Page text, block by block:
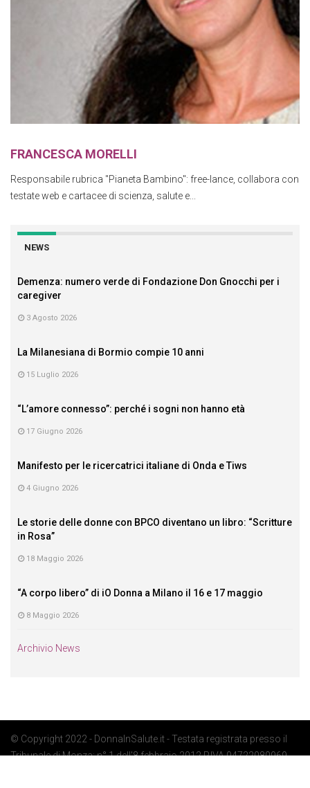
FRANCESCA MORELLI
Responsabile rubrica "Pianeta Bambino": free-lance, collabora con
testate web e cartacee di scienza, salute e...
NEWS
Demenza: numero verde di Fondazione Don Gnocchi per i
caregiver
3 Agosto 2026
La Milanesiana di Bormio compie 10 anni
15 Luglio 2026
“L’amore connesso”: perché i sogni non hanno età
17 Giugno 2026
Manifesto per le ricercatrici italiane di Onda e Tiws
4 Giugno 2026
Le storie delle donne con BPCO diventano un libro: “Scritture
in Rosa”
18 Maggio 2026
“A corpo libero” di iO Donna a Milano il 16 e 17 maggio
8 Maggio 2026
Archivio News
© Copyright 2022 - DonnaInSalute.it - Testata registrata presso il
Tribunale di Monza: n° 1 dell'8 febbraio 2012 P.IVA 04722080969 -